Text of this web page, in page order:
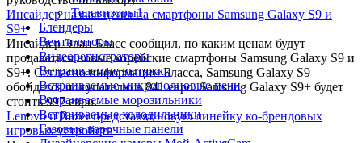
Телевизоры1
Блендеры
Вентиляторы
Видеорегистраторы
Встраиваемые вытяжки
Встраиваемые микроволновые печи
Встраиваемые морозильники
Встраиваемые холодильники
Газовые варочные панели
Инсайдер назвал цены на смартфоны Samsung Galaxy S9 и
S9+
Инсайдер Эван Бласс сообщил, по каким ценам будут
продаваться новые корейские смартфоны Samsung Galaxy S9 и
S9+. Согласно информации Бласса, Samsung Galaxy S9
обойдется покупателю в 841 евро. Samsung Galaxy S9+ будет
стоить 997 евро.
Lenovo и Razer представят новую линейку ко-брендовых
игровых устройств